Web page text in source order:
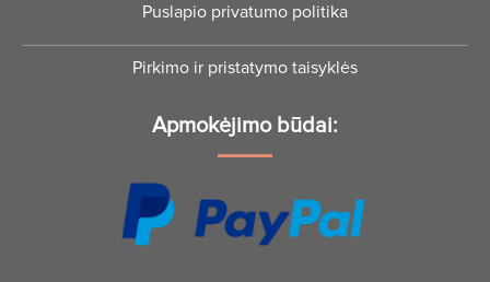
Puslapio privatumo politika
Pirkimo ir pristatymo taisyklės
Apmokėjimo būdai: